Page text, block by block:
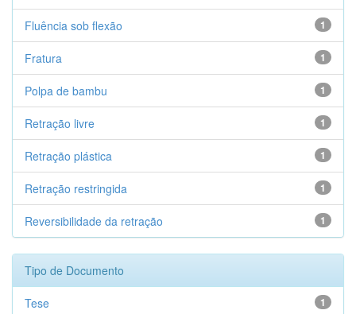
1
Fluência sob flexão
1
Fratura
1
Polpa de bambu
1
Retração livre
1
Retração plástica
1
Retração restringida
1
Reversibilidade da retração
Tipo de Documento
1
Tese